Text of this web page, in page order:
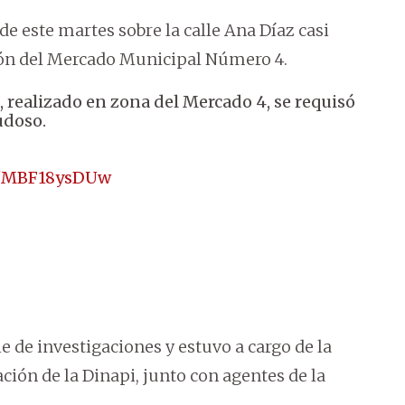
este martes sobre la calle Ana Díaz casi
del Mercado Municipal Número 4.
en zona del Mercado 4, se requisó
investigaciones y estuvo a cargo de la
de la Dinapi, junto con agentes de la